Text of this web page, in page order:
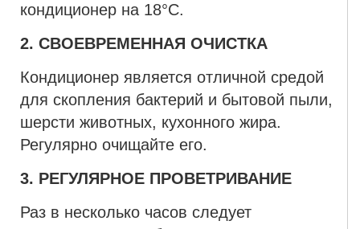
кондиционер на 18°С.
2. СВОЕВРЕМЕННАЯ ОЧИСТКА
Кондиционер является отличной средой
для скопления бактерий и бытовой пыли,
шерсти животных, кухонного жира.
Регулярно очищайте его.
3. РЕГУЛЯРНОЕ ПРОВЕТРИВАНИЕ
Раз в несколько часов следует